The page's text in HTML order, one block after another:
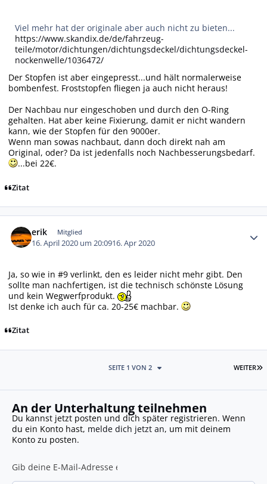
Viel mehr hat der originale aber auch nicht zu bieten...
https://www.skandix.de/de/fahrzeug-
teile/motor/dichtungen/dichtungsdeckel/dichtungsdeckel-
nockenwelle/1036472/
Der Stopfen ist aber eingepresst...und hält normalerweise
bombenfest. Froststopfen fliegen ja auch nicht heraus!
Der Nachbau nur eingeschoben und durch den O-Ring
gehalten. Hat aber keine Fixierung, damit er nicht wandern
kann, wie der Stopfen für den 9000er.
Wenn man sowas nachbaut, dann doch direkt nah am
Original, oder? Da ist jedenfalls noch Nachbesserungsbedarf.
...bei 22€.
Zitat
erik Mitglied
16. April 2020 um 20:0916. Apr 2020
Ja, so wie in #9 verlinkt, den es leider nicht mehr gibt. Den
sollte man nachfertigen, ist die technisch schönste Lösung
und kein Wegwerfprodukt.
Ist denke ich auch für ca. 20-25€ machbar.
Zitat
WEITER
SEITE 1 VON 2
An der Unterhaltung teilnehmen
Du kannst jetzt posten und dich später registrieren. Wenn
du ein Konto hast, melde dich jetzt an, um mit deinem
Konto zu posten.